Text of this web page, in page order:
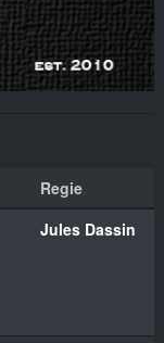
Regie
Jules Dassin